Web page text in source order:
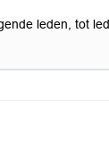
leden, tot